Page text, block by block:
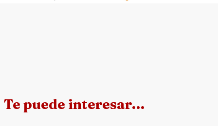
Te puede interesar…